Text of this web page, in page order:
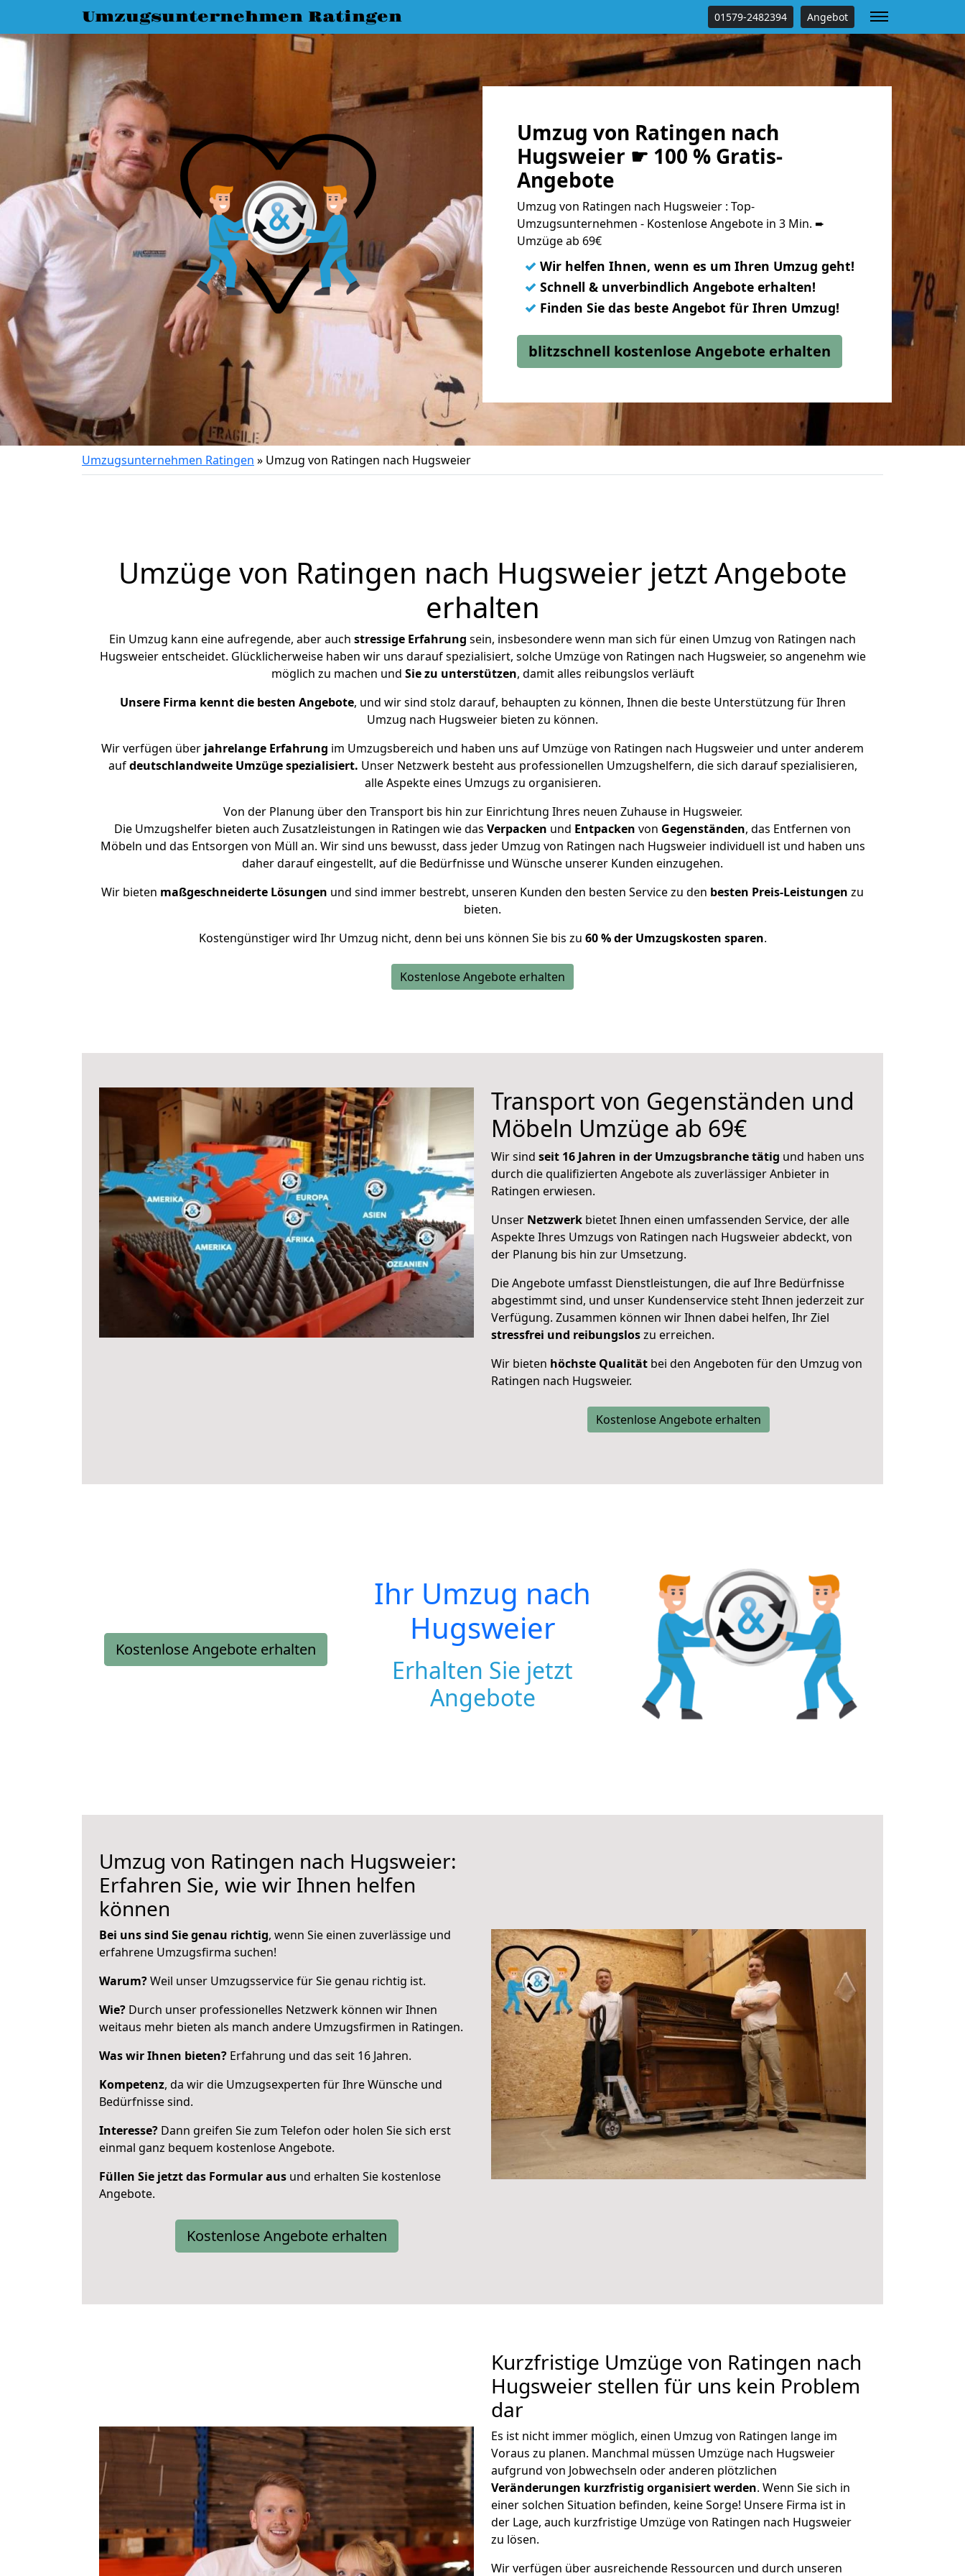
Umzugsunternehmen Ratingen 01579-2482394 Angebot
Umzug von Ratingen nach
Hugsweier ☛ 100 % Gratis-
Angebote
Umzug von Ratingen nach Hugsweier : Top-
Umzugsunternehmen - Kostenlose Angebote in 3 Min. ➨
Umzüge ab 69€
✓ Wir helfen Ihnen, wenn es um Ihren Umzug geht!
✓ Schnell & unverbindlich Angebote erhalten!
✓ Finden Sie das beste Angebot für Ihren Umzug!
blitzschnell kostenlose Angebote erhalten
Umzugsunternehmen Ratingen » Umzug von Ratingen nach Hugsweier
Umzüge von Ratingen nach Hugsweier jetzt Angebote
erhalten
Ein Umzug kann eine aufregende, aber auch stressige Erfahrung sein, insbesondere wenn man sich für einen Umzug von Ratingen nach
Hugsweier entscheidet. Glücklicherweise haben wir uns darauf spezialisiert, solche Umzüge von Ratingen nach Hugsweier, so angenehm wie
möglich zu machen und Sie zu unterstützen, damit alles reibungslos verläuft
Unsere Firma kennt die besten Angebote, und wir sind stolz darauf, behaupten zu können, Ihnen die beste Unterstützung für Ihren
Umzug nach Hugsweier bieten zu können.
Wir verfügen über jahrelange Erfahrung im Umzugsbereich und haben uns auf Umzüge von Ratingen nach Hugsweier und unter anderem
aufdeutschlandweite Umzüge spezialisiert. Unser Netzwerk besteht aus professionellen Umzugshelfern, die sich darauf spezialisieren,
alle Aspekte eines Umzugs zu organisieren.
Von der Planung über den Transport bis hin zur Einrichtung Ihres neuen Zuhause in Hugsweier.
Die Umzugshelfer bieten auch Zusatzleistungen in Ratingen wie das Verpacken und Entpacken von Gegenständen, das Entfernen von
Möbeln und das Entsorgen von Müll an. Wir sind uns bewusst, dass jeder Umzug von Ratingen nach Hugsweier individuell ist und haben uns
daher darauf eingestellt, auf die Bedürfnisse und Wünsche unserer Kunden einzugehen.
Wir bieten maßgeschneiderte Lösungen und sind immer bestrebt, unseren Kunden den besten Service zu den besten Preis-Leistungen zu
bieten.
Kostengünstiger wird Ihr Umzug nicht, denn bei uns können Sie bis zu 60 % der Umzugskosten sparen.
Kostenlose Angebote erhalten
Transport von Gegenständen und
Möbeln Umzüge ab 69€
Wir sind seit 16 Jahren in der Umzugsbranche tätig und haben uns
durch die qualifizierten Angebote als zuverlässiger Anbieter in
Ratingen erwiesen.
Unser Netzwerk bietet Ihnen einen umfassenden Service, der alle
Aspekte Ihres Umzugs von Ratingen nach Hugsweier abdeckt, von
der Planung bis hin zur Umsetzung.
Die Angebote umfasst Dienstleistungen, die auf Ihre Bedürfnisse
abgestimmt sind, und unser Kundenservice steht Ihnen jederzeit zur
Verfügung. Zusammen können wir Ihnen dabei helfen, Ihr Ziel
stressfrei und reibungsloszu erreichen.
Wir bieten höchste Qualität bei den Angeboten für den Umzug von
Ratingen nach Hugsweier.
Kostenlose Angebote erhalten
Kostenlose Angebote erhalten
Ihr Umzug nach
Hugsweier
Erhalten Sie jetzt
Angebote
Umzug von Ratingen nach Hugsweier:
Erfahren Sie, wie wir Ihnen helfen
können
Bei uns sind Sie genau richtig, wenn Sie einen zuverlässige und
erfahrene Umzugsfirma suchen!
Warum?Weil unser Umzugsservice für Sie genau richtig ist.
Wie? Durch unser professionelles Netzwerk können wir Ihnen
weitaus mehr bieten als manch andere Umzugsfirmen in Ratingen.
Was wir Ihnen bieten? Erfahrung und das seit 16 Jahren.
Kompetenz, da wir die Umzugsexperten für Ihre Wünsche und
Bedürfnisse sind.
Interesse? Dann greifen Sie zum Telefon oder holen Sie sich erst
einmal ganz bequem kostenlose Angebote.
Füllen Sie jetzt das Formular aus und erhalten Sie kostenlose
Angebote.
Kostenlose Angebote erhalten
Kurzfristige Umzüge von Ratingen nach
Hugsweier stellen für uns kein Problem
dar
Es ist nicht immer möglich, einen Umzug von Ratingen lange im
Voraus zu planen. Manchmal müssen Umzüge nach Hugsweier
aufgrund von Jobwechseln oder anderen plötzlichen
Veränderungen kurzfristig organisiert werden. Wenn Sie sich in
einer solchen Situation befinden, keine Sorge! Unsere Firma ist in
der Lage, auch kurzfristige Umzüge von Ratingen nach Hugsweier
zu lösen.
Wir verfügen über ausreichende Ressourcen und durch unseren